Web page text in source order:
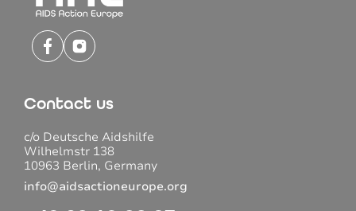
Contact us
c/o Deutsche Aidshilfe
Wilhelmstr 138
10963 Berlin, Germany
info@aidsactioneurope.org